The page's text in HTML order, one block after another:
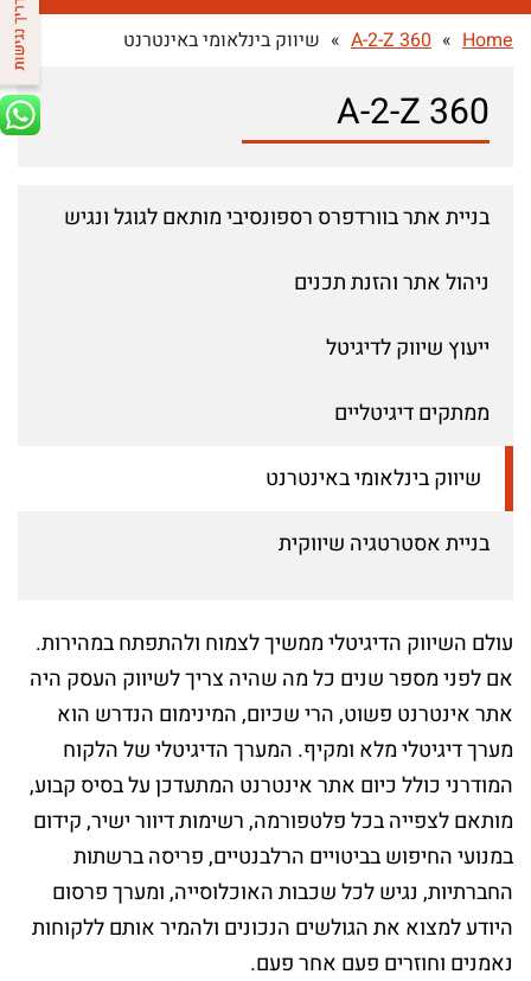
Home
»
A-2-Z 360
» שיווק בינלאומי באינטרנט
A-2-Z 360
בניית אתר בוורדפרס רספונסיבי מותאם לגוגל ונגיש
ניהול אתר והזנת תכנים
ייעוץ שיווק לדיגיטל
ממתקים דיגיטליים
שיווק בינלאומי באינטרנט
בניית אסטרטגיה שיווקית
עולם השיווק הדיגיטלי ממשיך לצמוח ולהתפתח במהירות.
אם לפני מספר שנים כל מה שהיה צריך לשיווק העסק היה
אתר אינטרנט פשוט, הרי שכיום, המינימום הנדרש הוא
מערך דיגיטלי מלא ומקיף. המערך הדיגיטלי של הלקוח
המודרני כולל כיום אתר אינטרנט המתעדכן על בסיס קבוע,
מותאם לצפייה בכל פלטפורמה, רשימות דיוור ישיר, קידום
במנועי החיפוש בביטויים הרלבנטיים, פריסה ברשתות
החברתיות, נגיש לכל שכבות האוכלוסייה, ומערך פרסום
היודע למצוא את הגולשים הנכונים ולהמיר אותם ללקוחות
נאמנים וחוזרים פעם אחר פעם.